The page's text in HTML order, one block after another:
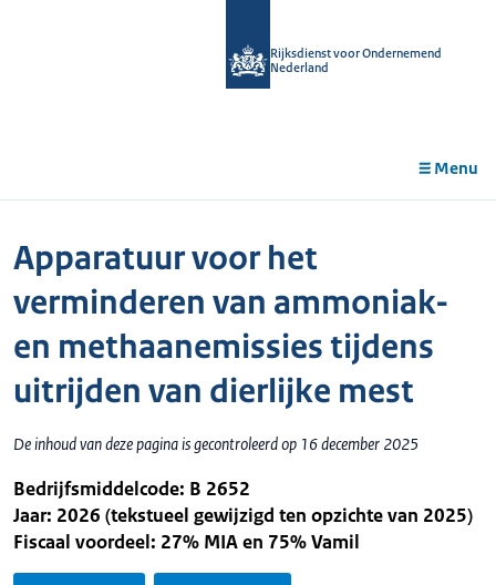
Rijksdienst voor Ondernemend
Nederland
Menu
Apparatuur voor het
verminderen van ammoniak-
en methaanemissies tijdens
uitrijden van dierlijke mest
De inhoud van deze pagina is gecontroleerd op 16 december 2025
Bedrijfsmiddelcode: B 2652
Jaar: 2026 (tekstueel gewijzigd ten opzichte van 2025)
Fiscaal voordeel: 27% MIA en 75% Vamil